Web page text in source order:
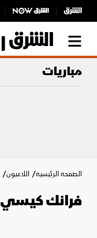
مباريات
الصفحة الرئيسية اللاعبون
فرانك كيسي